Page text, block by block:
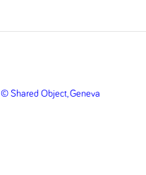
© Shared Object, Geneva